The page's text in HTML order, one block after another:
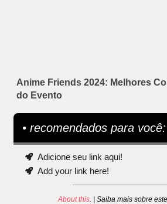
Anime Friends 2024: Melhores
do Evento
• recomendados para você:
Adicione seu link aqui!
Add your link here!
About this. | Saiba mais sobre